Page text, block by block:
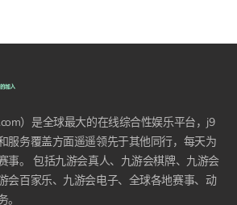
）是全球最大的在线综合性娱乐平台，j9
服务覆盖方面遥遥领先于其他同行，每天为
事。 包括九游会真人、九游会棋牌、九游会
会百家乐、九游会电子、全球各地赛事、动